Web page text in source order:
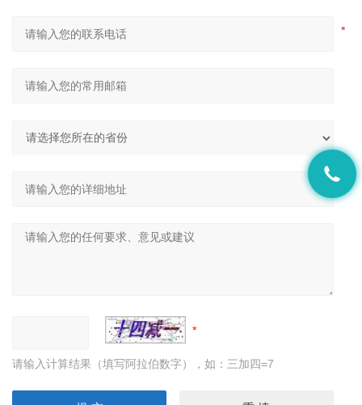
请输入计算结果（填写阿拉伯数字），如：三加四=7